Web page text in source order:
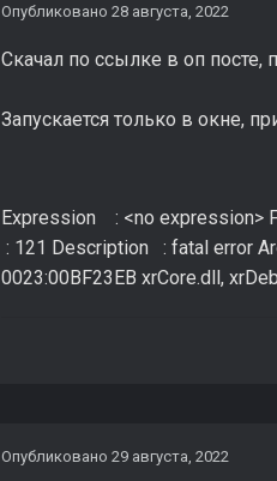
Опубликовано 28 августа, 2022
Скачал по ссылке в оп посте,
Запускается только в окне,
Expression : <no
: 121 Description : fatal error
0023:00BF23EB xrCore.dll,
Опубликовано 29 августа, 2022